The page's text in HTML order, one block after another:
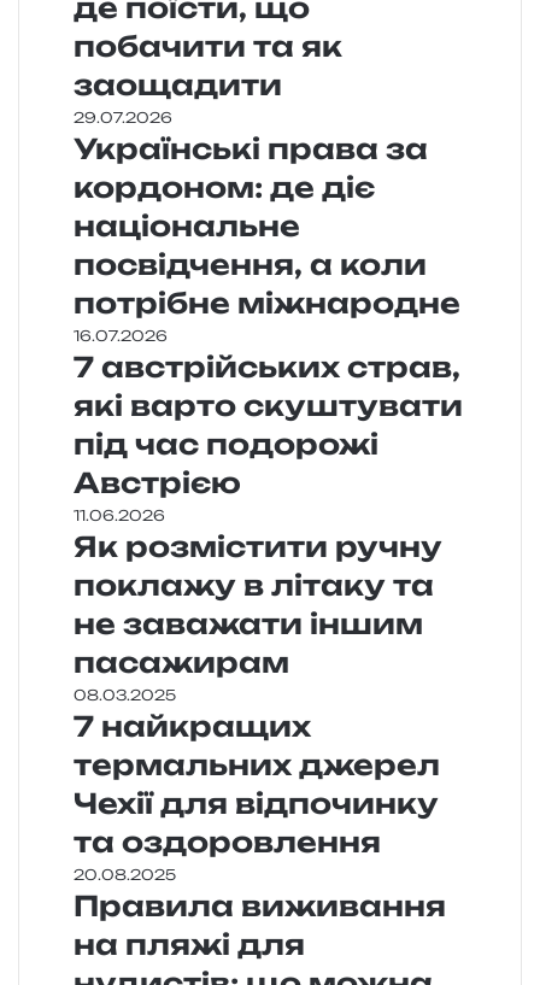
де поїсти, що
побачити та як
заощадити
29.07.2026
Українські права за
кордоном: де діє
національне
посвідчення, а коли
потрібне міжнародне
16.07.2026
7 австрійських страв,
які варто скуштувати
під час подорожі
Австрією
11.06.2026
Як розмістити ручну
поклажу в літаку та
не заважати іншим
пасажирам
08.03.2025
7 найкращих
термальних джерел
Чехії для відпочинку
та оздоровлення
20.08.2025
Правила виживання
на пляжі для